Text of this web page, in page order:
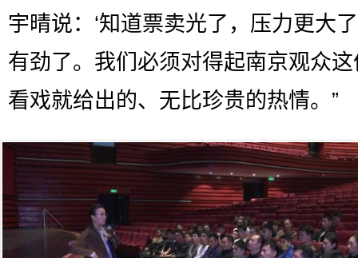
宇晴说：‘知道票卖光了，压力更大
有劲了。我们必须对得起南京观众
看戏就给出的、无比珍贵的热情。”